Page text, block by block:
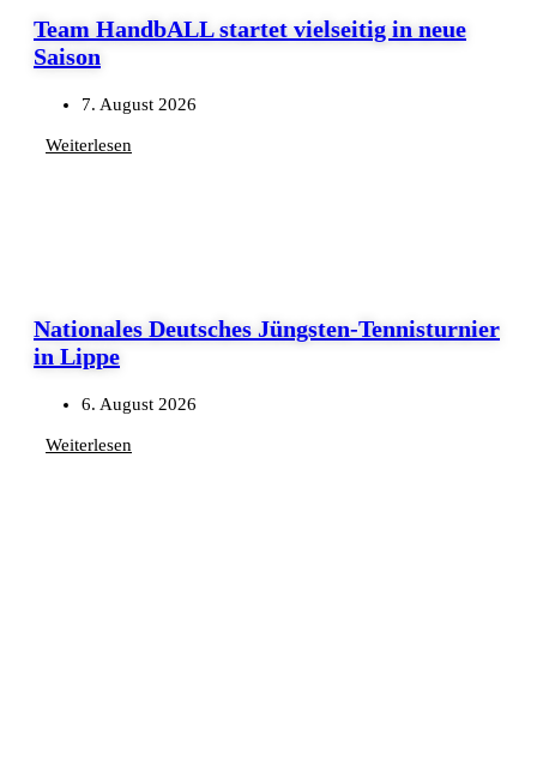
Team HandbALL startet vielseitig in neue
Saison
7. August 2026
Weiterlesen
Nationales Deutsches Jüngsten-Tennisturnier
in Lippe
6. August 2026
Weiterlesen